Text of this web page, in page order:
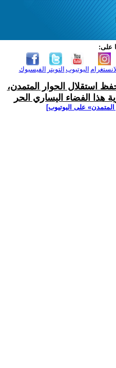
على:
الفيسبوك التويتر اليوتيوب
استقلال الحوار المتمدن،
هذا الفضاء اليساري الحر
على اليوتيوب]